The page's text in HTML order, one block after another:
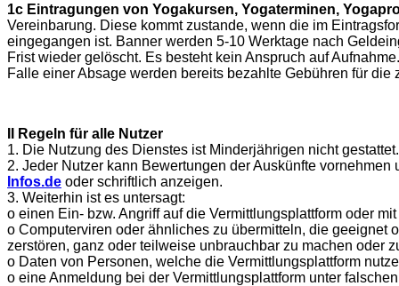
1c Eintragungen von Yogakursen, Yogaterminen,
Vereinbarung. Diese kommt zustande, wenn die im
eingegangen ist. Banner werden 5-10 Werktage nach
Frist wieder gelöscht. Es besteht kein Anspruch auf
Falle einer Absage werden bereits bezahlte Gebühren für
II Regeln für alle Nutzer
1. Die Nutzung des Dienstes ist Minderjährigen nicht
2. Jeder Nutzer kann Bewertungen der Auskünfte
Infos.de oder schriftlich anzeigen.
3. Weiterhin ist es untersagt:
o einen Ein- bzw. Angriff auf die Vermittlungsplattform oder
o Computerviren oder ähnliches zu übermitteln, die geeignet
zerstören, ganz oder teilweise unbrauchbar zu machen oder
o Daten von Personen, welche die Vermittlungsplattform
o eine Anmeldung bei der Vermittlungsplattform unter